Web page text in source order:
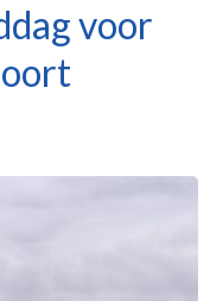
voor